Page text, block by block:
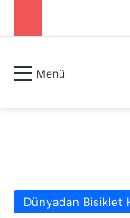
Menü
Dünyadan Bisiklet